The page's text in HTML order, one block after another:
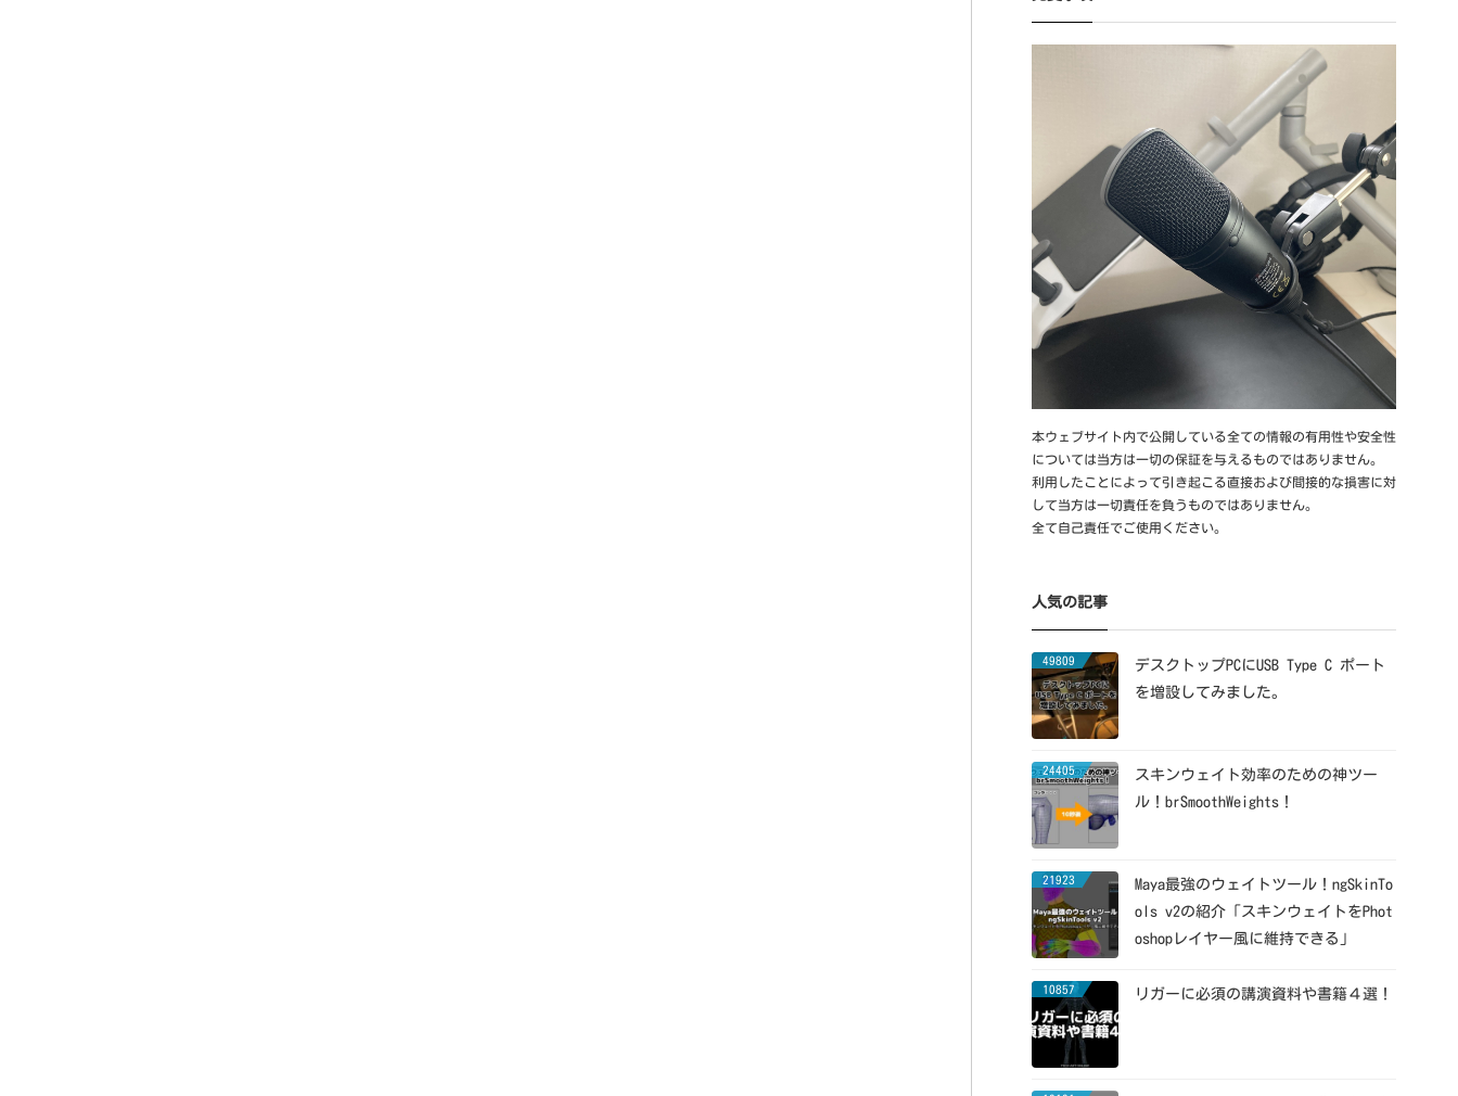
本ウェブサイト内で公開している全ての情報の有用性や安全性
については当方は一切の保証を与えるものではありません。
利用したことによって引き起こる直接および間接的な損害に対
して当方は一切責任を負うものではありません。
全て自己責任でご使用ください。
人気の記事
49809
デスクトップPCにUSB Type C ポート
を増設してみました。
24405
スキンウェイト効率のための神ツー
ル！brSmoothWeights！
21923
Maya最強のウェイトツール！ngSkinTo
ols v2の紹介「スキンウェイトをPhot
oshopレイヤー風に維持できる」
10857 リガーに必須の講演資料や書籍４選！